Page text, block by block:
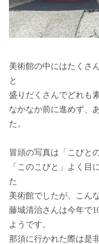
美術館の中にはたくさ
と
盛りだくさんでどれも
なかなか前に進めず、
た。
冒頭の写真は「こびと
「このこびと」よく目
た
美術館でしたが、こん
藤城清治さんは今年で
ようです。
那須に行かれた際は是